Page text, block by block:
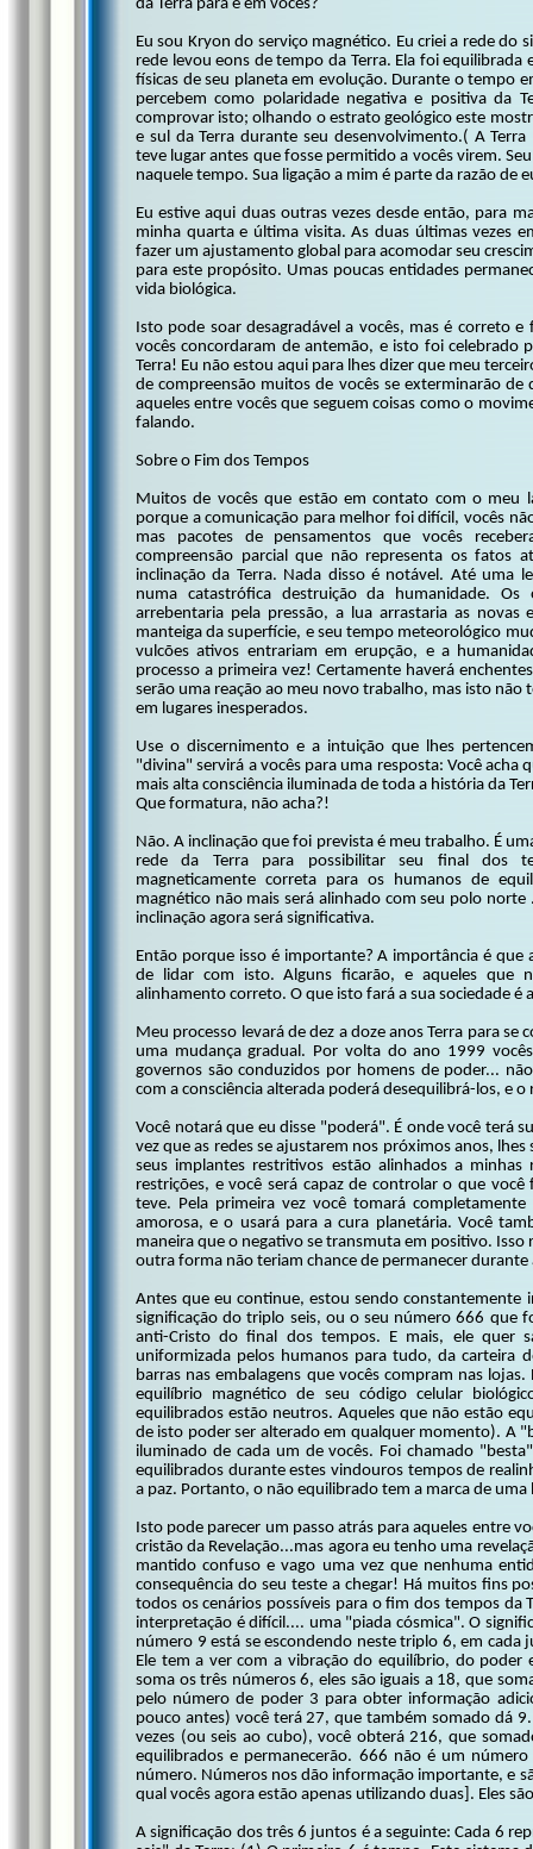
da Terra para e em vocês?
Eu sou Kryon do serviço magnético. Eu criei a rede do
rede levou eons de tempo da Terra. Ela foi
físicas de seu planeta em evolução. Durante o tempo
percebem como polaridade negativa e positiva da
comprovar isto; olhando o estrato geológico este
e sul da Terra durante seu desenvolvimento.( A
teve lugar antes que fosse permitido a vocês virem.
naquele tempo. Sua ligação a mim é parte da razão de
Eu estive aqui duas outras vezes desde então, para
minha quarta e última visita. As duas últimas vezes
fazer um ajustamento global para acomodar seu
para este propósito. Umas poucas entidades
vida biológica.
Isto pode soar desagradável a vocês, mas é correto
vocês concordaram de antemão, e isto foi celebrado
Terra! Eu não estou aqui para lhes dizer que meu
de compreensão muitos de vocês se exterminarão
aqueles entre vocês que seguem coisas como o
falando.
Sobre o Fim dos Tempos
Muitos de vocês que estão em contato com o meu
porque a comunicação para melhor foi difícil, vocês
mas pacotes de pensamentos que vocês
compreensão parcial que não representa os fatos
inclinação da Terra. Nada disso é notável. Até uma
numa catastrófica destruição da humanidade.
arrebentaria pela pressão, a lua arrastaria as
manteiga da superfície, e seu tempo meteorológico
vulcões ativos entrariam em erupção, e a
processo a primeira vez! Certamente haverá
serão uma reação ao meu novo trabalho, mas isto não
em lugares inesperados.
Use o discernimento e a intuição que lhes
"divina" servirá a vocês para uma resposta: Você
mais alta consciência iluminada de toda a história da
Que formatura, não acha?!
Não. A inclinação que foi prevista é meu trabalho. É
rede da Terra para possibilitar seu final dos
magneticamente correta para os humanos de
magnético não mais será alinhado com seu polo
inclinação agora será significativa.
Então porque isso é importante? A importância é que
de lidar com isto. Alguns ficarão, e aqueles que
alinhamento correto. O que isto fará a sua sociedade é
Meu processo levará de dez a doze anos Terra para
uma mudança gradual. Por volta do ano 1999
governos são conduzidos por homens de poder...
com a consciência alterada poderá desequilibrá-los, e
Você notará que eu disse "poderá". É onde você terá
vez que as redes se ajustarem nos próximos anos,
seus implantes restritivos estão alinhados a
restrições, e você será capaz de controlar o que
teve. Pela primeira vez você tomará
amorosa, e o usará para a cura planetária. Você
maneira que o negativo se transmuta em positivo.
outra forma não teriam chance de permanecer durante
Antes que eu continue, estou sendo
significação do triplo seis, ou o seu número 666 que
anti-Cristo do final dos tempos. E mais, ele quer
uniformizada pelos humanos para tudo, da carteira
barras nas embalagens que vocês compram nas
equilíbrio magnético de seu código celular
equilibrados estão neutros. Aqueles que não estão
de isto poder ser alterado em qualquer momento). A
iluminado de cada um de vocês. Foi chamado
equilibrados durante estes vindouros tempos de
a paz. Portanto, o não equilibrado tem a marca de uma
Isto pode parecer um passo atrás para aqueles entre
cristão da Revelação...mas agora eu tenho uma
mantido confuso e vago uma vez que nenhuma
consequência do seu teste a chegar! Há muitos fins
todos os cenários possíveis para o fim dos tempos da
interpretação é difícil.... uma "piada cósmica". O
número 9 está se escondendo neste triplo 6, em cada
Ele tem a ver com a vibração do equilíbrio, do poder
soma os três números 6, eles são iguais a 18, que
pelo número de poder 3 para obter informação
pouco antes) você terá 27, que também somado dá
vezes (ou seis ao cubo), você obterá 216, que
equilibrados e permanecerão. 666 não é um
número. Números nos dão informação importante, e
qual vocês agora estão apenas utilizando duas]. Eles
A significação dos três 6 juntos é a seguinte: Cada 6